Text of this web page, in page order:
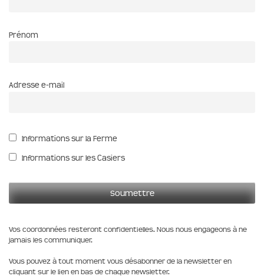
Prénom
Adresse e-mail
Informations sur la Ferme
Informations sur les Casiers
Vos coordonnées resteront confidentielles. Nous nous engageons à ne
jamais les communiquer.
Vous pouvez à tout moment vous désabonner de la newsletter en
cliquant sur le lien en bas de chaque newsletter.